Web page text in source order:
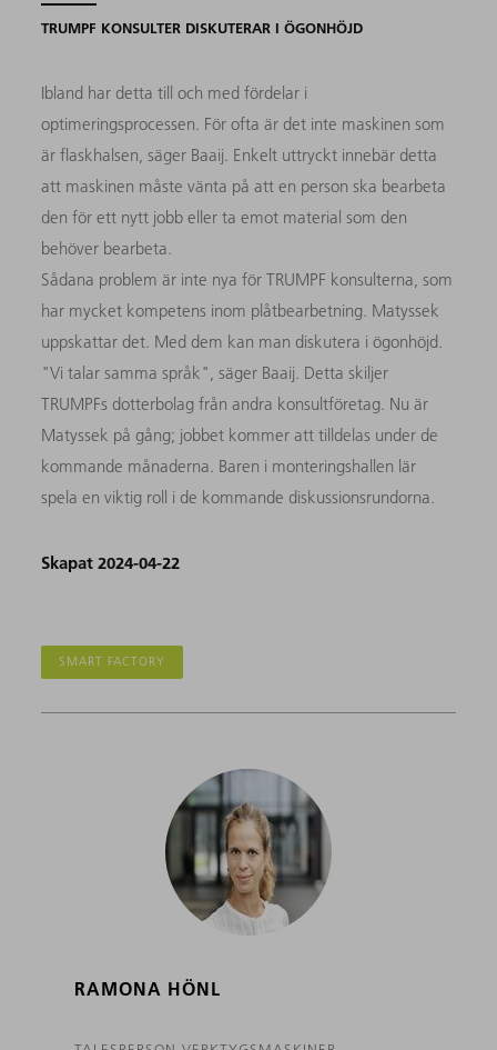
TRUMPF KONSULTER DISKUTERAR I ÖGONHÖJD
Ibland har detta till och med fördelar i
optimeringsprocessen. För ofta är det inte maskinen som
är flaskhalsen, säger Baaij. Enkelt uttryckt innebär detta
att maskinen måste vänta på att en person ska bearbeta
den för ett nytt jobb eller ta emot material som den
behöver bearbeta.
Sådana problem är inte nya för TRUMPF konsulterna, som
har mycket kompetens inom plåtbearbetning. Matyssek
uppskattar det. Med dem kan man diskutera i ögonhöjd.
"Vi talar samma språk", säger Baaij. Detta skiljer
TRUMPFs dotterbolag från andra konsultföretag. Nu är
Matyssek på gång; jobbet kommer att tilldelas under de
kommande månaderna. Baren i monteringshallen lär
spela en viktig roll i de kommande diskussionsrundorna.
Skapat 2024-04-22
SMART FACTORY
RAMONA HÖNL